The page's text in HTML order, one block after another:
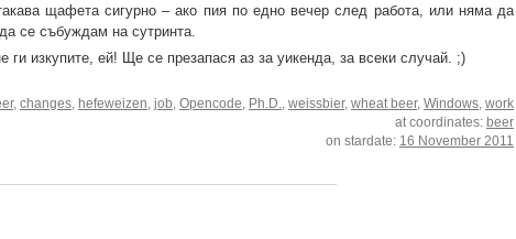
щафета сигурно – ако пия по едно вечер след работа, или няма да
се събуждам на сутринта.
изкупите, ей! Ще се презапася аз за уикенда, за всеки случай. ;)
,changes hefeweizen ,job ,Opencode Ph.D. ,weissbier,wheat beer,Windows ,work
at coordinates: beer
on stardate: 16 November 2011